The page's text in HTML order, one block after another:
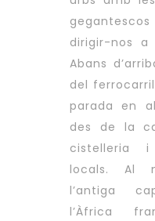
dirigir-nos
Abans
del
parada en
des de la
cistelleria
locals. Al
l’antiga
l’Àfrica